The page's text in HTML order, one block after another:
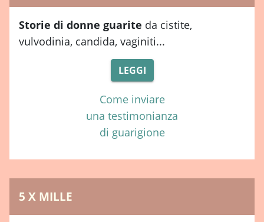
Storie di donne guarite da cistite,
vulvodinia, candida, vaginiti...
LEGGI
Come inviare
una testimonianza
di guarigione
5 X MILLE